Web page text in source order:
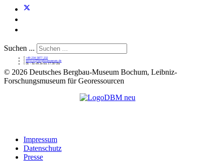
Suchen ...
+49 234 5877 232
service@bergbaumuseum.de
Di - So 09:30 bis 17:30 Uhr
© 2026 Deutsches Bergbau-Museum Bochum, Leibniz-
Forschungsmuseum für Georessourcen
Impressum
Datenschutz
Presse